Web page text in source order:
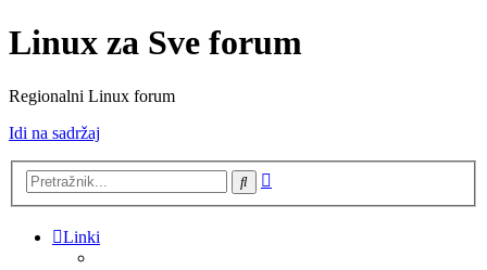
Linux za Sve forum
Regionalni Linux forum
Idi na sadržaj
Pretražnik
Linki